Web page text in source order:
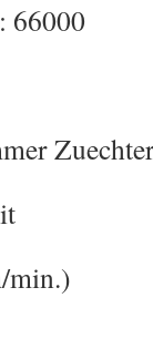
66000
min.)